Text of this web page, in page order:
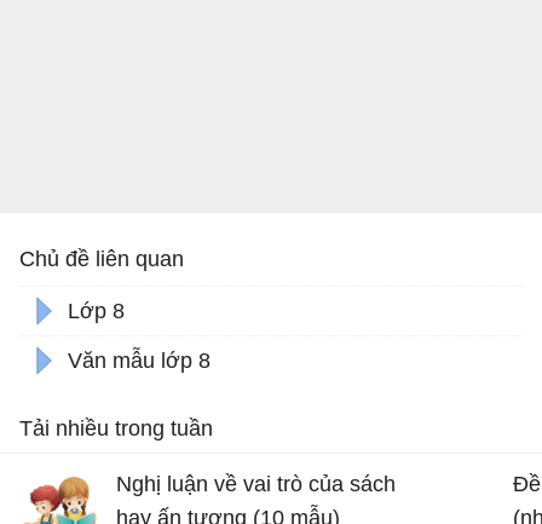
Chủ đề liên quan
Lớp 8
Văn mẫu lớp 8
Tải nhiều trong tuần
Nghị luận về vai trò của sách
hay ấn tượng (10 mẫu)
Đề